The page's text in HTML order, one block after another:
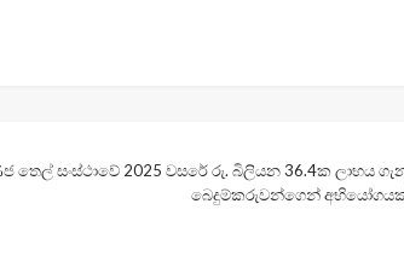
තෙල් සංස්ථාවේ 2025 වසරේ රු. බිලියන 36.4ක ලාභය
බෙදුම්කරුවන්ගෙන්